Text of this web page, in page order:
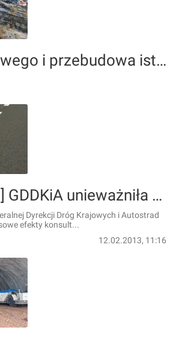
Budowa nowego i przebudowa istniejącego mostu przez rzekę Bóbr, w ciągu DK94 w Bolesławcu
[pomorskie] GDDKiA unieważniła konsultacje w sprawie obwodnicy metropolitalnej
Dyrekcji Dróg Krajowych i Autostrad
efekty konsult...
12.02.2013, 11:16